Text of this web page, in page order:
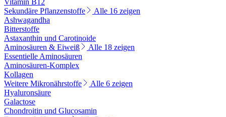
Vitamin B12
Sekundäre Pflanzenstoffe
Alle 16 zeigen
Ashwagandha
Bitterstoffe
Astaxanthin und Carotinoide
Aminosäuren & Eiweiß
Alle 18 zeigen
Essentielle Aminosäuren
Aminosäuren-Komplex
Kollagen
Weitere Mikronährstoffe
Alle 6 zeigen
Hyaluronsäure
Galactose
Chondroitin und Glucosamin